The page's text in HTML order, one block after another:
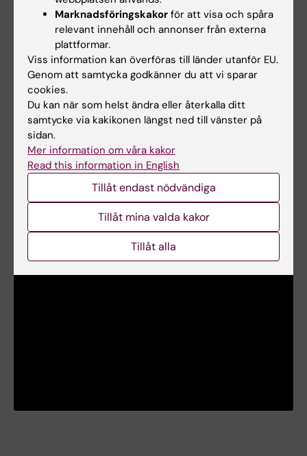
disputerade vid KI 1997, blev docent 2002 och
adjungerad professor 2008.
Sedan 2015 är han gästprofessor vid Umeå
universitet och i juni 2016 tillträdde han som FoU-
chef för bild och funktion vid Nya Karolinska
Universitetssjukhuset. Lennart Blomqvist
utnämndes den 1 april 2016 till professor i
medicinsk radiologi med inriktning mot onkologi
vid Karolinska Institutet.
Se en film
Marknadsföringskakor för att visa och spåra
relevant innehåll och annonser från externa
plattformar.
Viss information kan överföras till länder utanför EU.
Genom att samtycka godkänner du att vi sparar
cookies.
Du kan när som helst ändra eller återkalla ditt
samtycke via kakikonen längst ned till vänster på
sidan.
Mer information om våra kakor
Read this information in English
Tillåt endast nödvändiga
Tillåt mina valda kakor
Tillåt alla